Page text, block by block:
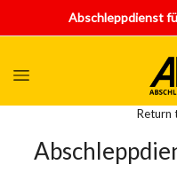
Abschleppdienst
Return